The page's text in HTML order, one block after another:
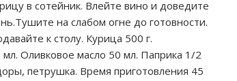
в сотейник. Влейте вино и доведите
на слабом огне до готовности.
к столу. Курица 500 г.
Оливковое масло 50 мл. Паприка 1/2
петрушка. Время приготовления 45